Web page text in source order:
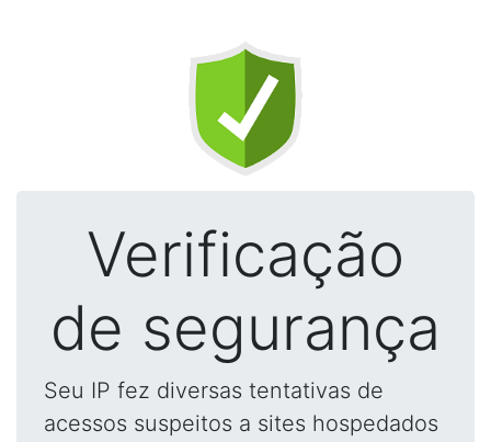
Verificação
de segurança
Seu IP fez diversas tentativas de
acessos suspeitos a sites hospedados